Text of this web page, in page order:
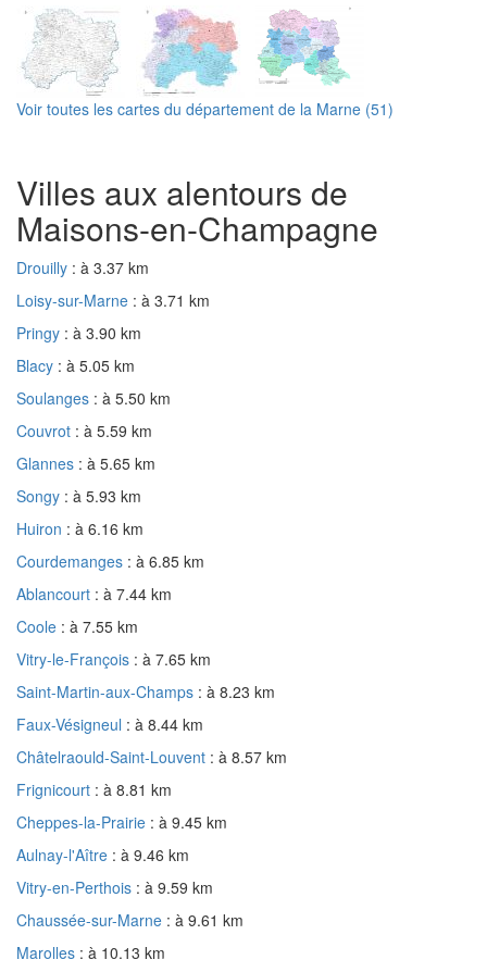
Voir toutes les cartes du département de la Marne (51)
Villes aux alentours de
Maisons-en-Champagne
Drouilly : à 3.37 km
Loisy-sur-Marne : à 3.71 km
Pringy : à 3.90 km
Blacy : à 5.05 km
Soulanges : à 5.50 km
Couvrot : à 5.59 km
Glannes : à 5.65 km
Songy : à 5.93 km
Huiron : à 6.16 km
Courdemanges : à 6.85 km
Ablancourt : à 7.44 km
Coole : à 7.55 km
Vitry-le-François : à 7.65 km
Saint-Martin-aux-Champs : à 8.23 km
Faux-Vésigneul : à 8.44 km
Châtelraould-Saint-Louvent : à 8.57 km
Frignicourt : à 8.81 km
Cheppes-la-Prairie : à 9.45 km
Aulnay-l'Aître : à 9.46 km
Vitry-en-Perthois : à 9.59 km
Chaussée-sur-Marne : à 9.61 km
Marolles : à 10.13 km